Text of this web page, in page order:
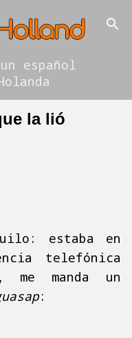
español
la lió
estaba en
telefónica
me manda un
: